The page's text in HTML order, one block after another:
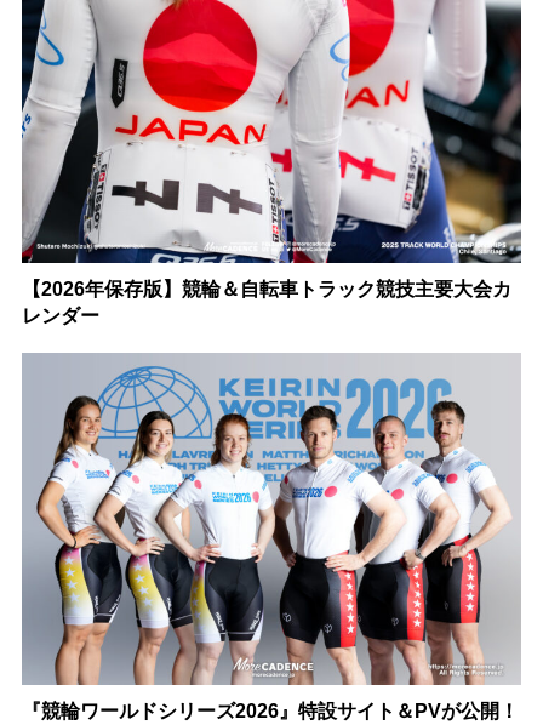
【2026年保存版】競輪＆自転車トラック競技主要大会カ
レンダー
『競輪ワールドシリーズ2026』特設サイト＆PVが公開！